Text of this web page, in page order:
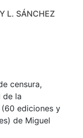
L. SÁNCHEZ
censura,
de la
ediciones y
de Miguel